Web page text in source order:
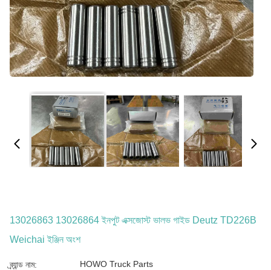
13026863 13026864 ইনপুট এক্সজোস্ট ভালভ গাইড Deutz TD226B
Weichai ইঞ্জিন অংশ
ব্র্যান্ড নাম: HOWO Truck Parts